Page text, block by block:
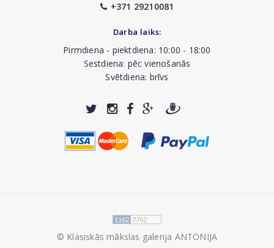
+371 29210081
Darba laiks:
Pirmdiena - piektdiena: 10:00 - 18:00
Sestdiena: pēc vienošanās
Svētdiena: brīvs
© Klasiskās mākslas galerija ANTONIJA